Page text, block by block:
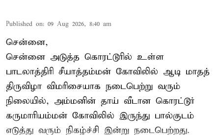
Published on: 09 Aug 2026, 8:40 am
சென்னை,
சென்னை அடுத்த கொரட்டூரில் உள்ள
பாடலாத்திரி சீயாத்தம்மன் கோவிலில் ஆடி மாதத்
திருவிழா விமரிசையாக நடைபெற்று வரும்
நிலையில், அம்மனின் தாய் வீடான கொரட்டூர்
கருமாரியம்மன் கோவிலில் இருந்து பால்குடம்
எடுத்து வரும் நிகழ்ச்சி இன்று நடைபெற்றது.